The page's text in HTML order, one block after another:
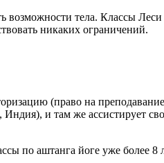
тела. Классы
никаких ограничений.
(право на
и там же ассистирует
по аштанга йоге уже более